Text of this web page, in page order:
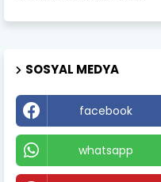
SOSYAL MEDYA
facebook
whatsapp